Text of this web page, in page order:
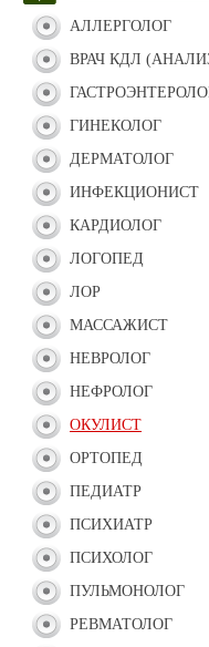
АЛЛЕРГОЛОГ
ВРАЧ КДЛ
ГИНЕКОЛОГ
ДЕРМАТОЛОГ
ИНФЕКЦИОНИСТ
КАРДИОЛОГ
ЛОГОПЕД
ЛОР
МАССАЖИСТ
НЕВРОЛОГ
НЕФРОЛОГ
ОКУЛИСТ
ОРТОПЕД
ПЕДИАТР
ПСИХИАТР
ПСИХОЛОГ
ПУЛЬМОНОЛОГ
РЕВМАТОЛОГ